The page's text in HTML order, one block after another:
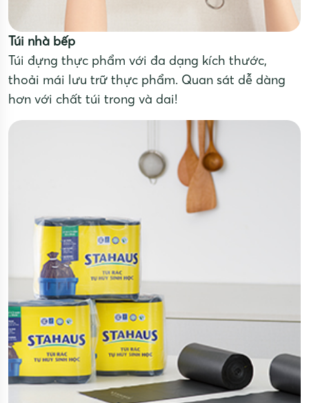
Túi nhà bếp
Túi đựng thực phẩm với đa dạng kích thước,
thoải mái lưu trữ thực phẩm. Quan sát dễ dàng
hơn với chất túi trong và dai!